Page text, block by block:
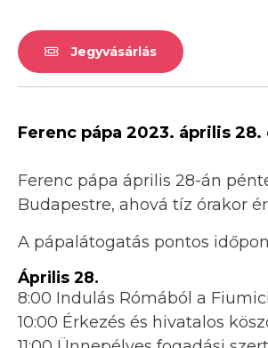
Jegyvásárlás
Ferenc pápa 2023. április
Ferenc pápa április 28-án
Budapestre, ahová tíz órakor
A pápalátogatás pontos
Április 28.
8:00 Indulás Rómából a
10:00 Érkezés és hivatalos